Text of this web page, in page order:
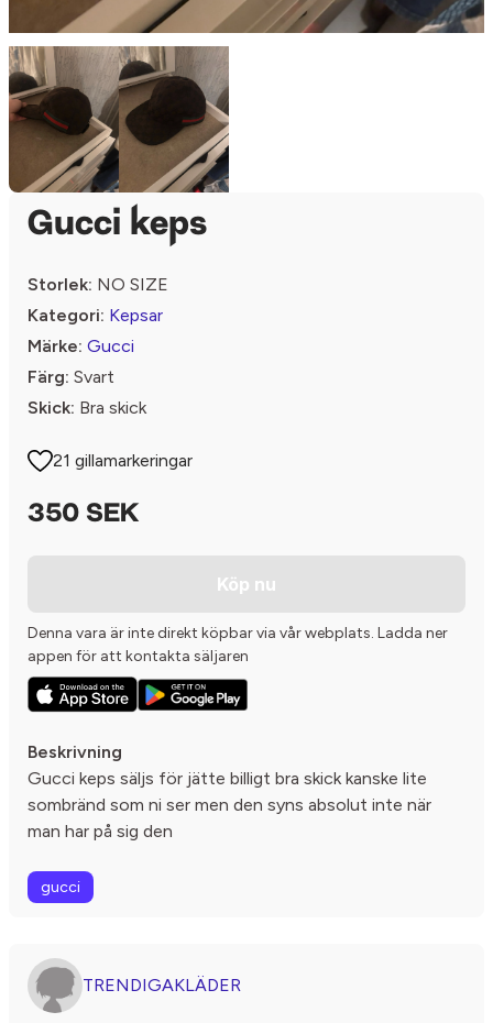
Gucci keps
Storlek: NO SIZE
Kategori: Kepsar
Märke: Gucci
Färg: Svart
Skick: Bra skick
21 gillamarkeringar
350 SEK
Köp nu
Denna vara är inte direkt köpbar via vår webplats. Ladda ner
appen för att kontakta säljaren
Beskrivning
Gucci keps säljs för jätte billigt bra skick kanske lite
sombränd som ni ser men den syns absolut inte när
man har på sig den
gucci
TRENDIGAKLÄDER